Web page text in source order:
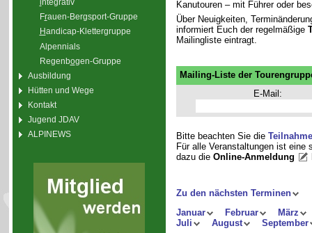
integrativ
Frauen-Bergsport-Gruppe
Handicap-Klettergruppe
Alpennials
Regenbogen-Gruppe
Ausbildung
Hütten und Wege
Kontakt
Jugend JDAV
ALPINEWS
Kanutouren – mit Führer oder
Über Neuigkeiten,
informiert Euch der regelmäßige
Mailingliste eintragt.
Mailing-Liste der
E-Mail:
Bitte beachten Sie die
Für alle Veranstaltungen ist
dazu die Online-Anmeldung
Zu den nächsten Terminen
Januar
Februar
März
Juli
August September